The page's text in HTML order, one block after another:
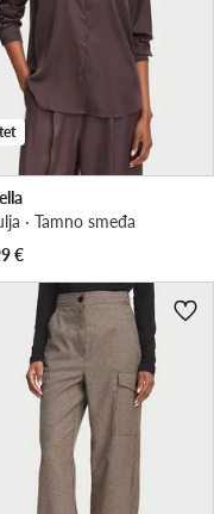
· Tamno smeđa
€